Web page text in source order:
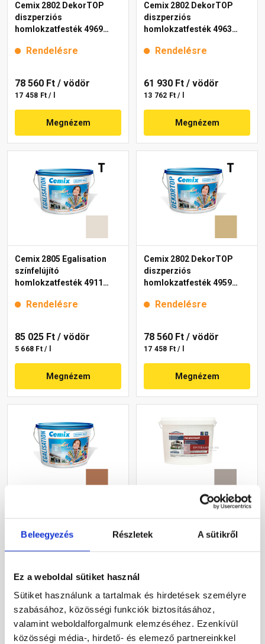
Beleegyezés Részletek A sütikről
Ez a weboldal sütiket használ
Sütiket használunk a tartalmak és hirdetések személyre
szabásához, közösségi funkciók biztosításához,
valamint weboldalforgalmunk elemzéséhez. Ezenkívül
közösségi média-, hirdető- és elemező partnereinkkel
Cemix 2802 DekorTOP
diszperziós
homlokzatfesték 4969
Rendelésre
78 560 Ft / vödör
17 458 Ft / l
Megnézem
Cemix 2802 DekorTOP
diszperziós
homlokzatfesték 4963
Rendelésre
61 930 Ft / vödör
13 762 Ft / l
Megnézem
Cemix 2805 Egalisation
színfelújító
homlokzatfesték 4911
Rendelésre
85 025 Ft / vödör
5 668 Ft / l
Megnézem
Cemix 2802 DekorTOP
diszperziós
homlokzatfesték 4959
Rendelésre
78 560 Ft / vödör
17 458 Ft / l
Megnézem
homlokzatfesték 4969
brown 15 l
118 695 Ft / vödör
Megnézem
homlokzatfesték 49-C 16 l
55 085 Ft / vödör
Megnézem